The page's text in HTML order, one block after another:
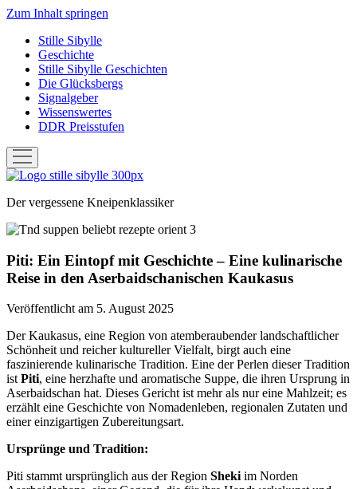
Zum Inhalt springen
Stille Sibylle
Geschichte
Stille Sibylle Geschichten
Die Glücksbergs
Signalgeber
Wissenswertes
DDR Preisstufen
Menü
öffnen
Stille
Der vergessene Kneipenklassiker
Piti: Ein Eintopf mit Geschichte – Eine kulinarische
Reise in den Aserbaidschanischen Kaukasus
Veröffentlicht am 5. August 2025
Der Kaukasus, eine Region von atemberaubender landschaftlicher
Schönheit und reicher kultureller Vielfalt, birgt auch eine
faszinierende kulinarische Tradition. Eine der Perlen dieser Tradition
istPiti, eine herzhafte und aromatische Suppe, die ihren Ursprung in
Aserbaidschan hat. Dieses Gericht ist mehr als nur eine Mahlzeit; es
erzählt eine Geschichte von Nomadenleben, regionalen Zutaten und
einer einzigartigen Zubereitungsart.
Ursprünge und Tradition:
Piti stammt ursprünglich aus der Region Shekiim Norden